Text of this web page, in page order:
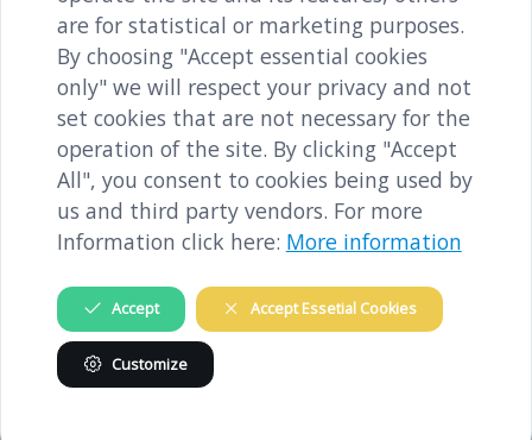
Nous proposons des visites du mémorial
avec des guides qualifiés pour différents
groupes cibles (élèves et étudiants de
diverses orientations à partir de 14 ans
environ, associations, groupes d'intérêts
politiques, entreprises, etc.) Les visites
sont disponibles en allemand ou en
demande préalable. Afin d'adapter la
visite à vos besoins, par exemple sous la
forme d'ateliers supplémentaires avant ou
après la visite, veuillez nous contacter à
are for statistical or marketing purposes.
By choosing "Accept essential cookies
only" we will respect your privacy and not
set cookies that are not necessary for the
operation of the site. By clicking "Accept
All", you consent to cookies being used by
us and third party vendors. For more
Information click here: More information
Accept Accept Essetial Cookies
Customize